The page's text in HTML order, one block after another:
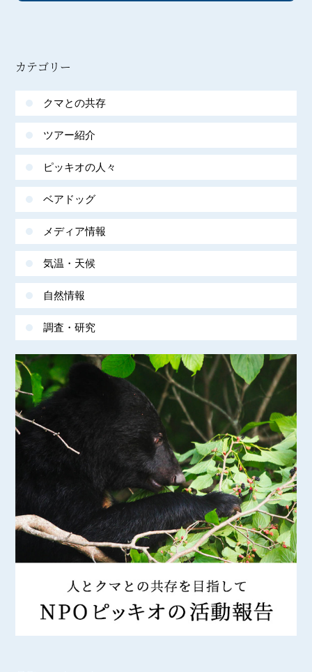
カテゴリー
クマとの共存
ツアー紹介
ピッキオの人々
ベアドッグ
メディア情報
気温・天候
自然情報
調査・研究